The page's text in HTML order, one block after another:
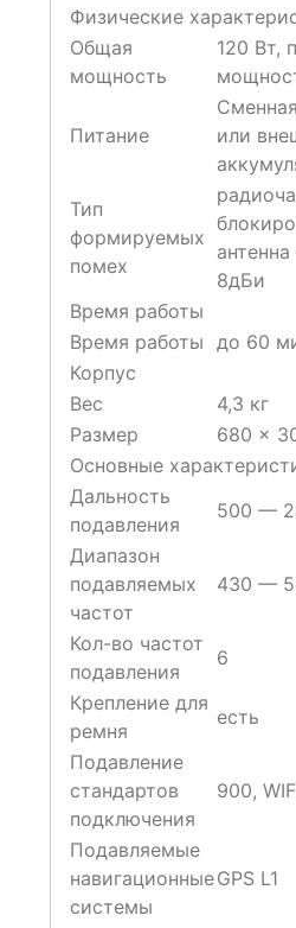
Физические
Общая
мощность
120 Вт,
Питание
или
Тип
формируемых
помех
8дБи
Время работы
Время работы до 60
Корпус
Вес
4,3 кг
Размер
680 x
Основные
Дальность
подавления
500 —
Диапазон
подавляемых
частот
430 —
Кол-во частот
подавления
6
Крепление для
ремня
есть
Подавление
стандартов
подключения
900,
Подавляемые
навигационные
системы
GPS L1